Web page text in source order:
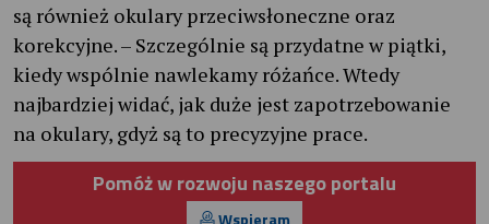
są również okulary przeciwsłoneczne oraz
korekcyjne. – Szczególnie są przydatne w piątki,
kiedy wspólnie nawlekamy różańce. Wtedy
najbardziej widać, jak duże jest zapotrzebowanie
na okulary, gdyż są to precyzyjne prace.
Pomóż w rozwoju naszego portalu